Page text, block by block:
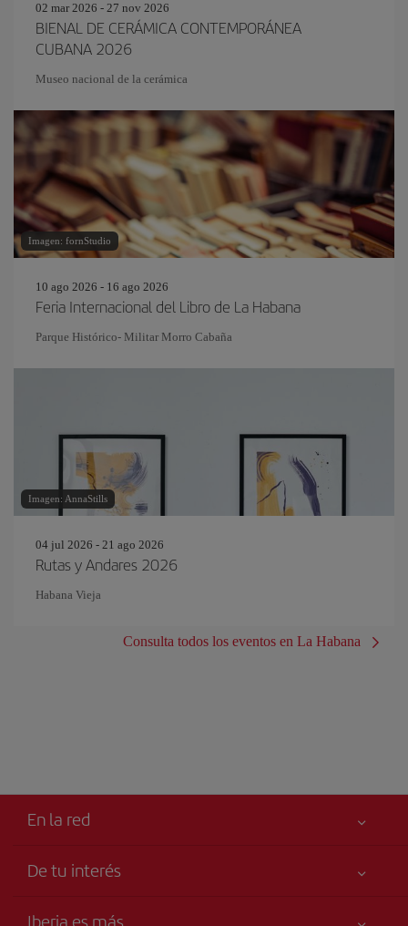
02 mar 2026 - 27 nov 2026
BIENAL DE CERÁMICA CONTEMPORÁNEA
CUBANA 2026
Museo nacional de la cerámica
Imagen: fornStudio
10 ago 2026 - 16 ago 2026
Feria Internacional del Libro de La Habana
Parque Histórico- Militar Morro Cabaña
Imagen: AnnaStills
04 jul 2026 - 21 ago 2026
Rutas y Andares 2026
Habana Vieja
Consulta todos los eventos en La Habana
En la red
De tu interés
Iberia es más